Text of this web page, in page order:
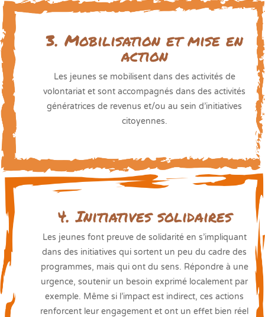
3. Mobilisation et mise en
action
Les jeunes se mobilisent dans des activités de
volontariat et sont accompagnés dans des activités
génératrices de revenus et/ou au sein d’initiatives
citoyennes.
4. Initiatives solidaires
Les jeunes font preuve de solidarité en s’impliquant
dans des initiatives qui sortent un peu du cadre des
programmes, mais qui ont du sens. Répondre à une
urgence, soutenir un besoin exprimé localement par
exemple. Même si l’impact est indirect, ces actions
renforcent leur engagement et ont un effet bien réel